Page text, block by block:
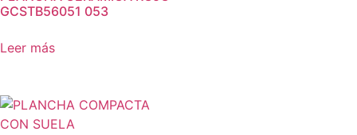
GCSTB56051 053
Leer más